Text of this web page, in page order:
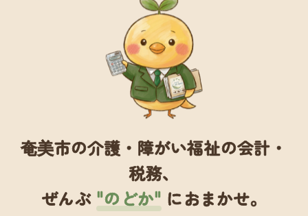
奄美市の介護・障がい福祉の会計・
税務、
ぜんぶ "のどか" におまかせ。